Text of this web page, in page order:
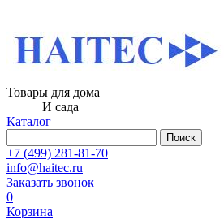
Товары для дома
И сада
Каталог
Поиск
+7 (499) 281-81-70
info@haitec.ru
Заказать звонок
0
Корзина